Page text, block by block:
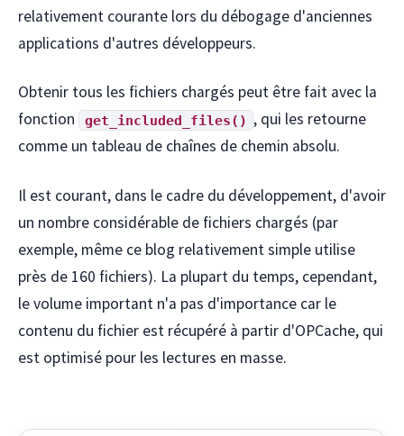
relativement courante lors du débogage d'anciennes
applications d'autres développeurs.
Obtenir tous les fichiers chargés peut être fait avec la
fonction
get_included_files() , qui les retourne
comme un tableau de chaînes de chemin absolu.
Il est courant, dans le cadre du développement, d'avoir
un nombre considérable de fichiers chargés (par
exemple, même ce blog relativement simple utilise
près de 160 fichiers). La plupart du temps, cependant,
le volume important n'a pas d'importance car le
contenu du fichier est récupéré à partir d'OPCache, qui
est optimisé pour les lectures en masse.